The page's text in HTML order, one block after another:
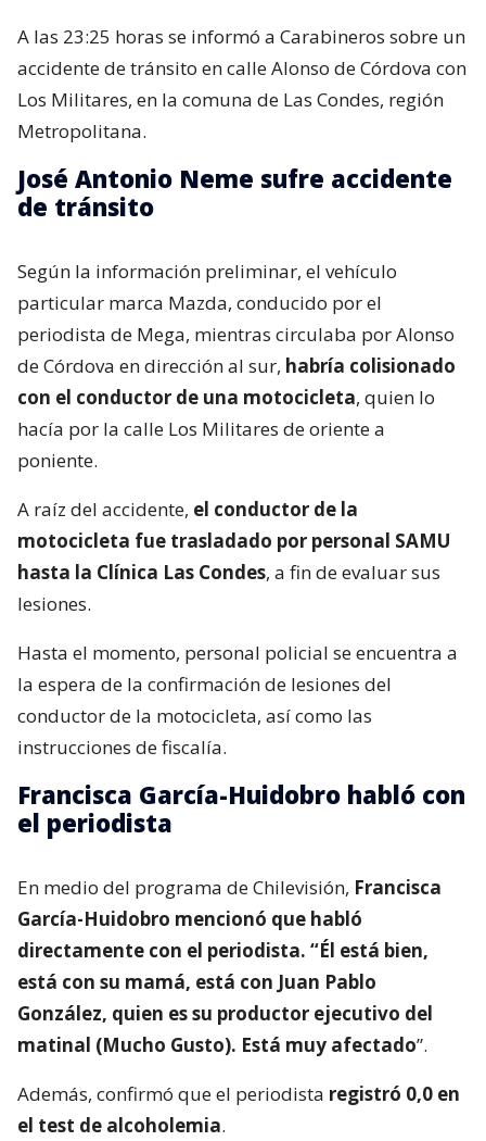
A las 23:25 horas se informó a Carabineros sobre un
accidente de tránsito en calle Alonso de Córdova con
Los Militares, en la comuna de Las Condes, región
Metropolitana.
José Antonio Neme sufre accidente
de tránsito
Según la información preliminar, el vehículo
particular marca Mazda, conducido por el
periodista de Mega, mientras circulaba por Alonso
de Córdova en dirección al sur, habría colisionado
con el conductor de una motocicleta, quien lo
hacía por la calle Los Militares de oriente a
poniente.
A raíz del accidente, el conductor de la
motocicleta fue trasladado por personal SAMU
hasta la Clínica Las Condes, a fin de evaluar sus
lesiones.
Hasta el momento, personal policial se encuentra a
la espera de la confirmación de lesiones del
conductor de la motocicleta, así como las
instrucciones de fiscalía.
Francisca García-Huidobro habló con
el periodista
En medio del programa de Chilevisión, Francisca
García-Huidobro mencionó que habló
directamente con el periodista. “Él está bien,
está con su mamá, está con Juan Pablo
González, quien es su productor ejecutivo del
matinal (Mucho Gusto). Está muy afectado”.
Además, confirmó que el periodista registró 0,0 en
el test de alcoholemia.